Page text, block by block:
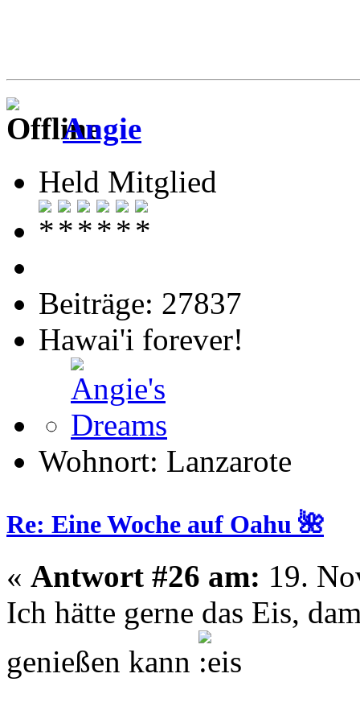
Angie
Held Mitglied
Beiträge: 27837
Hawai'i forever!
Wohnort: Lanzarote
Re: Eine Woche auf Oahu 🌺
« Antwort #26 am: 19.
Ich hätte gerne das Eis,
genießen kann